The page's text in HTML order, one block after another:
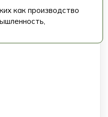
как производство